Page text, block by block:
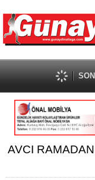
AVCI